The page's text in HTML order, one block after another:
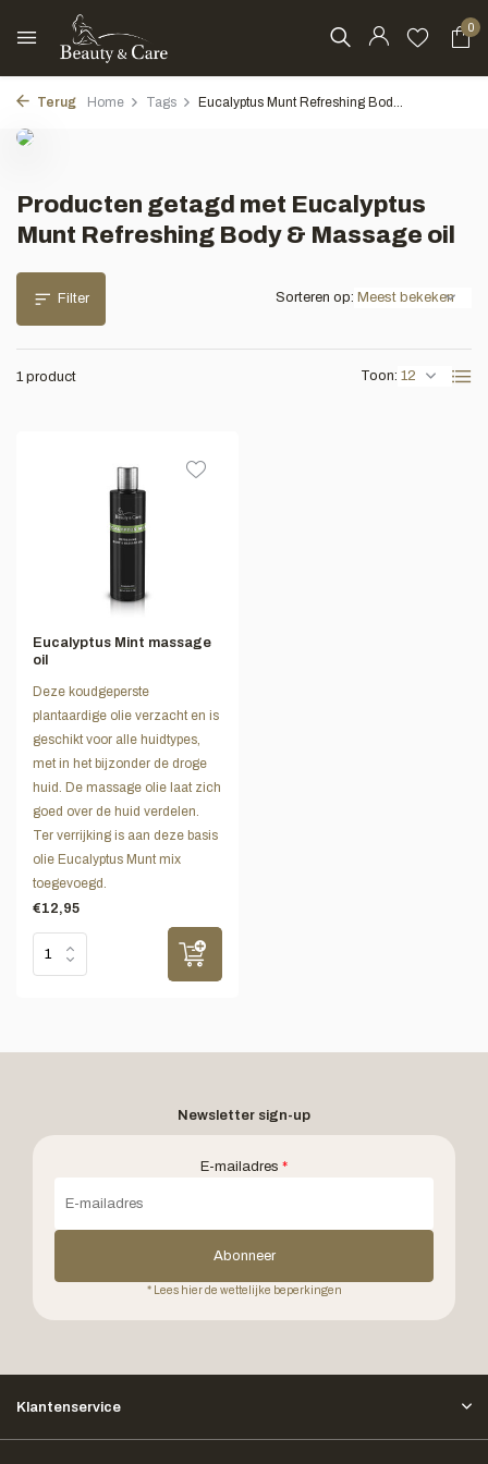
0
Terug Home Tags Eucalyptus Munt Refreshing Bod...
Producten getagd met Eucalyptus
Munt Refreshing Body & Massage oil
Filter
1 product Toon:
Sorteren op:
Eucalyptus Mint massage
oil
Deze koudgeperste
plantaardige olie verzacht en is
geschikt voor alle huidtypes,
met in het bijzonder de droge
huid. De massage olie laat zich
goed over de huid verdelen.
Ter verrijking is aan deze basis
olie Eucalyptus Munt mix
toegevoegd.
€12,95
Newsletter sign-up
E-mailadres *
Abonneer
* Lees hier de wettelijke beperkingen
Klantenservice